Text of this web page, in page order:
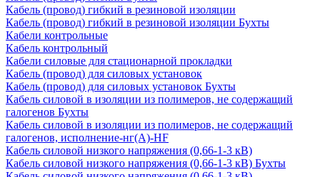
Кабель (провод) гибкий в резиновой изоляции
Кабель (провод) гибкий в резиновой изоляции Бухты
Кабели контрольные
Кабель контрольный
Кабели силовые для стационарной прокладки
Кабель (провод) для силовых установок
Кабель (провод) для силовых установок Бухты
Кабель силовой в изоляции из полимеров, не содержащий
галогенов Бухты
Кабель силовой в изоляции из полимеров, не содержащий
галогенов, исполнение-нг(А)-HF
Кабель силовой низкого напряжения (0,66-1-3 кВ)
Кабель силовой низкого напряжения (0,66-1-3 кВ) Бухты